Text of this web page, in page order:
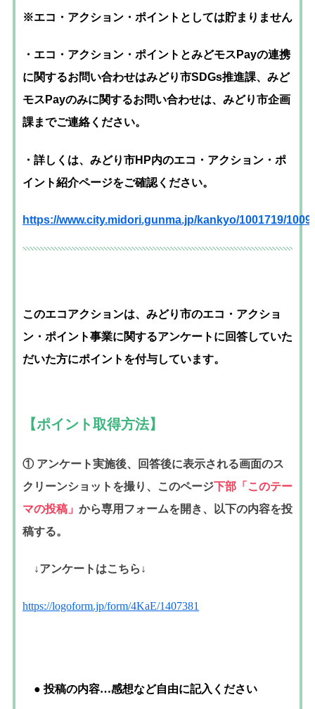
※エコ・アクション・ポイントとしては貯まりません
・エコ・アクション・ポイントとみどモスPayの連携
に関するお問い合わせはみどり市SDGs推進課、みど
モスPayのみに関するお問い合わせは、みどり市企画
課までご連絡ください。
・詳しくは、みどり市HP内のエコ・アクション・ポ
イント紹介ページをご確認ください。
https://www.city.midori.gunma.jp/kankyo/1001719/
このエコアクションは、みどり市のエコ・アクショ
ン・ポイント事業に関するアンケートに回答していた
だいた方にポイントを付与しています。
【ポイント取得方法】
① アンケート実施後、
回答後に表示される画面のス
クリーンショットを撮り、
このページ下部「このテー
マの投稿」 から専用フォームを開き、
以下の内容を投
稿する。
↓アンケートはこちら↓
https://logoform.jp/form/4KaE/1407381
● 投稿の内容…感想など自由に記入ください